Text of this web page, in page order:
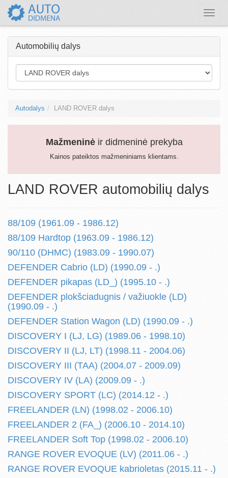
Toggle
Automobilių dalys
Autodalys LAND ROVER dalys
Mažmeninėir didmeninė prekyba
Kainos pateiktos mažmeniniams klientams.
LAND ROVER automobilių dalys
88/109 (1961.09 - 1986.12)
88/109 Hardtop (1963.09 - 1986.12)
90/110 (DHMC) (1983.09 - 1990.07)
DEFENDER Cabrio (LD) (1990.09 - .)
DEFENDER pikapas (LD_) (1995.10 - .)
DEFENDER plokšciadugnis / važiuokle (LD)
(1990.09 - .)
DEFENDER Station Wagon (LD) (1990.09 - .)
DISCOVERY I (LJ, LG) (1989.06 - 1998.10)
DISCOVERY II (LJ, LT) (1998.11 - 2004.06)
DISCOVERY III (TAA) (2004.07 - 2009.09)
DISCOVERY IV (LA) (2009.09 - .)
DISCOVERY SPORT (LC) (2014.12 - .)
FREELANDER (LN) (1998.02 - 2006.10)
FREELANDER 2 (FA_) (2006.10 - 2014.10)
FREELANDER Soft Top (1998.02 - 2006.10)
RANGE ROVER EVOQUE (LV) (2011.06 - .)
RANGE ROVER EVOQUE kabrioletas (2015.11 - .)